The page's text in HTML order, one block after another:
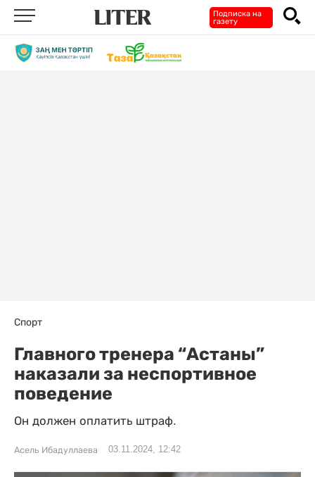
Подписка на
газету
Спорт
Главного тренера “Астаны”
наказали за неспортивное
поведение
Он должен оплатить штраф.
Асель Ибадуллаева 03.11.2024, 12:42